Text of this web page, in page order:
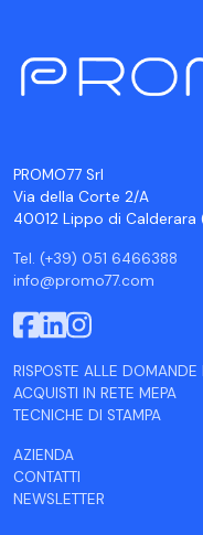
PROMO77 Srl
Via della Corte 2/A
40012 Lippo di Calderara
Tel. (+39) 051 6466388
info@promo77.com
RISPOSTE ALLE DOMANDE
ACQUISTI IN RETE MEPA
TECNICHE DI STAMPA
AZIENDA
CONTATTI
NEWSLETTER